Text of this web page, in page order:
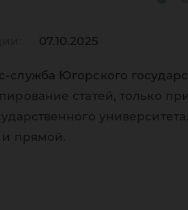
07.10.2025
служба Югорского
статей, только
прямой.